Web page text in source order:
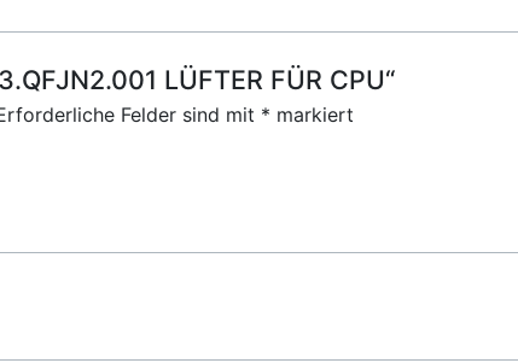
LÜFTER FÜR CPU“
Felder sind mit * markiert